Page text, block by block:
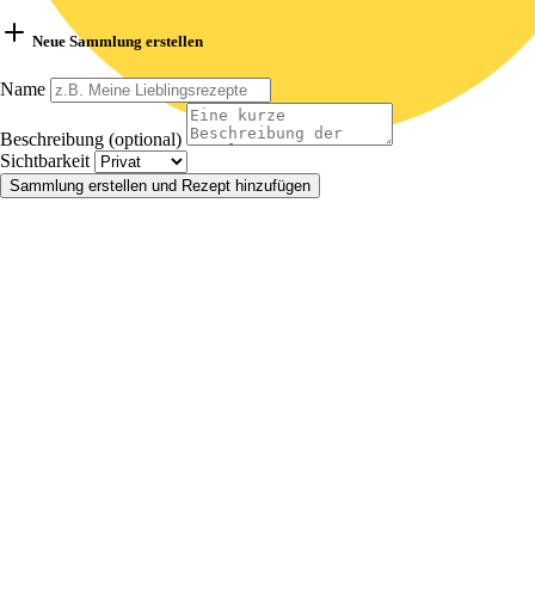
Neue Sammlung erstellen
Name
Beschreibung (optional)
Sichtbarkeit
Sammlung erstellen und Rezept hinzufügen